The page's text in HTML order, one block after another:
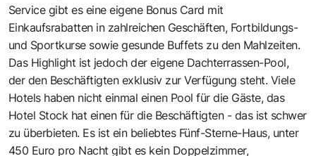
Service gibt es eine eigene Bonus Card mit
Einkaufsrabatten in zahlreichen Geschäften, Fortbildungs-
und Sportkurse sowie gesunde Buffets zu den Mahlzeiten.
Das Highlight ist jedoch der eigene Dachterrassen-Pool,
der den Beschäftigten exklusiv zur Verfügung steht. Viele
Hotels haben nicht einmal einen Pool für die Gäste, das
Hotel Stock hat einen für die Beschäftigten - das ist schwer
zu überbieten. Es ist ein beliebtes Fünf-Sterne-Haus, unter
450 Euro pro Nacht gibt es kein Doppelzimmer,